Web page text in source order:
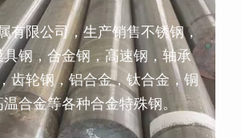
有限公司，生产销售不锈钢，
钢，合金钢，高速钢，轴承
齿轮钢，铝合金，钛合金，铜
合金等各种合金特殊钢。